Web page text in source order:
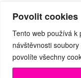
Povolit cookies
Tento web používá k
návštěvnosti
povolíte všechny
Kontakty
Facebook
RSS